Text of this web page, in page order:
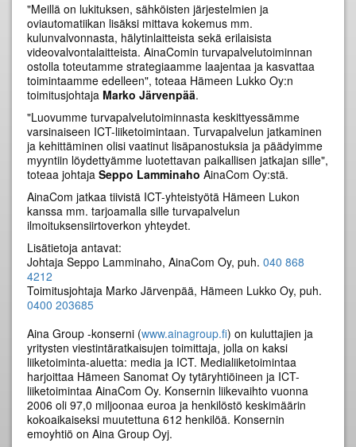
"Meillä on lukituksen, sähköisten järjestelmien ja
oviautomatiikan lisäksi mittava kokemus mm.
kulunvalvonnasta, hälytinlaitteista sekä erilaisista
videovalvontalaitteista. AinaComin turvapalvelutoiminnan
ostolla toteutamme strategiaamme laajentaa ja kasvattaa
toimintaamme edelleen", toteaa Hämeen Lukko Oy:n
toimitusjohtaja Marko Järvenpää.
"Luovumme turvapalvelutoiminnasta keskittyessämme
varsinaiseen ICT-liiketoimintaan. Turvapalvelun jatkaminen
ja kehittäminen olisi vaatinut lisäpanostuksia ja päädyimme
myyntiin löydettyämme luotettavan paikallisen jatkajan sille",
toteaa johtaja Seppo Lamminaho AinaCom Oy:stä.
AinaCom jatkaa tiivistä ICT-yhteistyötä Hämeen Lukon
kanssa mm. tarjoamalla sille turvapalvelun
ilmoituksensiirtoverkon yhteydet.
Lisätietoja antavat:
Johtaja Seppo Lamminaho, AinaCom Oy, puh. 040 868
4212
Toimitusjohtaja Marko Järvenpää, Hämeen Lukko Oy, puh.
0400 203685
Aina Group -konserni (www.ainagroup.fi) on kuluttajien ja
yritysten viestintäratkaisujen toimittaja, jolla on kaksi
liiketoiminta-aluetta: media ja ICT. Medialiiketoimintaa
harjoittaa Hämeen Sanomat Oy tytäryhtiöineen ja ICT-
liiketoimintaa AinaCom Oy. Konsernin liikevaihto vuonna
2006 oli 97,0 miljoonaa euroa ja henkilöstö keskimäärin
kokoaikaiseksi muutettuna 612 henkilöä. Konsernin
emoyhtiö on Aina Group Oyj.